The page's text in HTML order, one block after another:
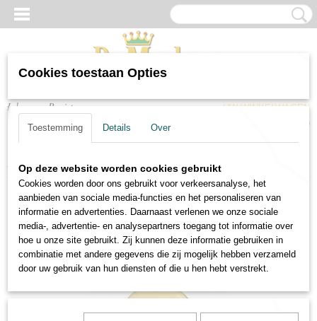
Inloggen Registreren
UW WINKELWAGEN
(0)
Home > > Witte wijnen Witte wijn Caliza Chardonnay Verdejo
Cookies toestaan Opties
Toestemming Details Over
Op deze website worden cookies gebruikt
Cookies worden door ons gebruikt voor verkeersanalyse, het
aanbieden van sociale media-functies en het personaliseren van
informatie en advertenties. Daarnaast verlenen we onze sociale
media-, advertentie- en analysepartners toegang tot informatie over
hoe u onze site gebruikt. Zij kunnen deze informatie gebruiken in
combinatie met andere gegevens die zij mogelijk hebben verzameld
door uw gebruik van hun diensten of die u hen hebt verstrekt.